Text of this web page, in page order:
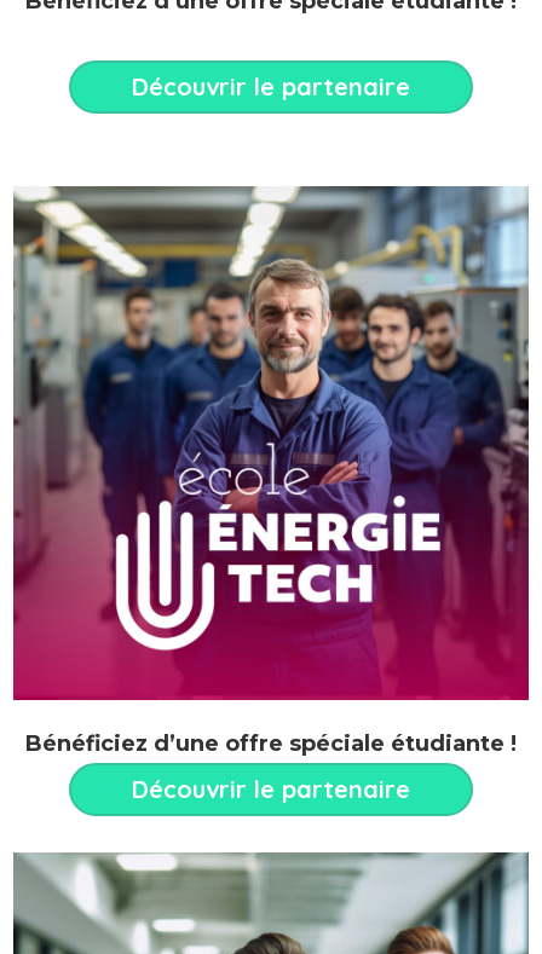
Découvrir le partenaire
Bénéficiez d’une offre spéciale étudiante !
Découvrir le partenaire